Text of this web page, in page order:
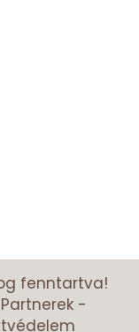
fenntartva!
Partnerek-